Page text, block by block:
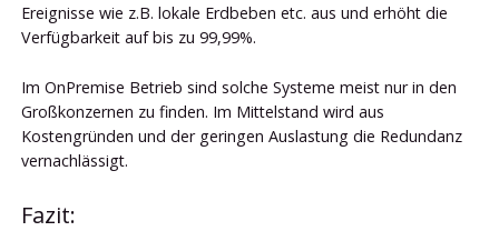
Ereignisse wie z.B. lokale Erdbeben etc. aus und erhöht die
Verfügbarkeit auf bis zu 99,99%.
Im OnPremise Betrieb sind solche Systeme meist nur in den
Großkonzernen zu finden. Im Mittelstand wird aus
Kostengründen und der geringen Auslastung die Redundanz
vernachlässigt.
Fazit: